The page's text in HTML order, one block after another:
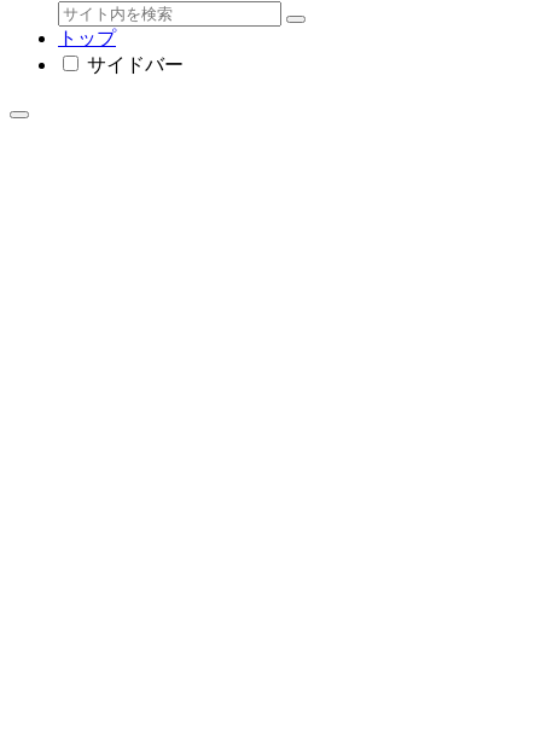
トップ
サイドバー